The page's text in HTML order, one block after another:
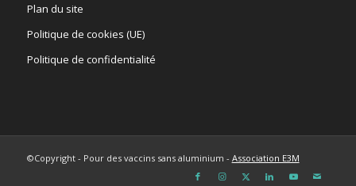
Plan du site
Politique de cookies (UE)
Politique de confidentialité
©Copyright - Pour des vaccins sans aluminium - Association E3M